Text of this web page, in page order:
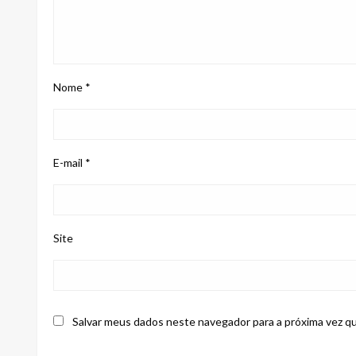
Nome *
E-mail *
Site
Salvar meus dados neste navegador para a próxima vez